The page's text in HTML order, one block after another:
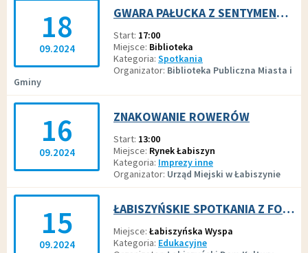
18
09.2024
GWARA PAŁUCKA Z SENTYMENTEM I HUMOREM
Start 17:00
Miejsce Biblioteka
Kategoria Spotkania
Organizator Biblioteka Publiczna Miasta i
Gminy
16
09.2024
ZNAKOWANIE ROWERÓW
Start 13:00
Miejsce Rynek Łabiszyn
Kategoria Imprezy inne
Organizator Urząd Miejski w Łabiszynie
15
09.2024
ŁABISZYŃSKIE SPOTKANIA Z FOLKLOREM
Miejsce Łabiszyńska Wyspa
Kategoria Edukacyjne